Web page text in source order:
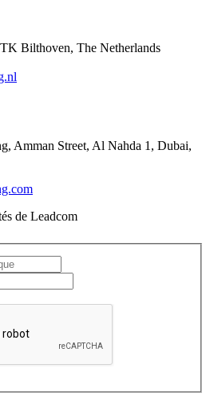
Bilthoven, The Netherlands
Amman Street, Al Nahda 1, Dubai,
de Leadcom